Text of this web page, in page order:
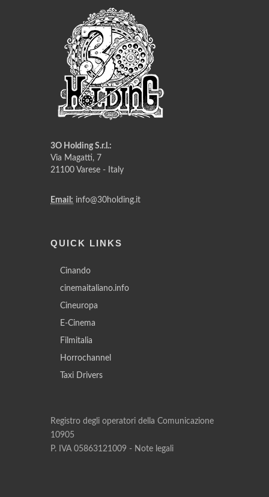
3O Holding S.r.l.:
Via Magatti, 7
21100 Varese - Italy
Email: info@30holding.it
QUICK LINKS
Cinando
cinemaitaliano.info
Cineuropa
E-Cinema
Filmitalia
Horrochannel
Taxi Drivers
Registro degli operatori della Comunicazione
10905
P. IVA 05863121009 - Note legali